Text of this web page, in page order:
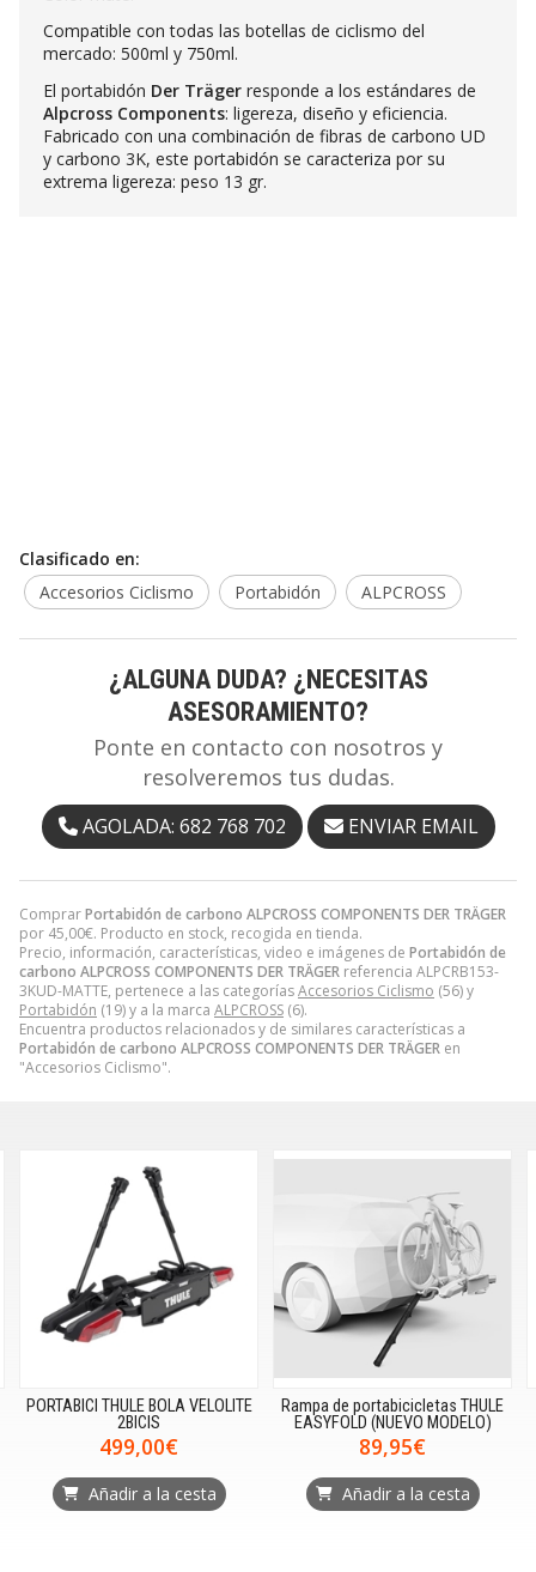
ComprarPortabidón de carbono ALPCROSS COMPONENTS DER TRÄGER
por 45,00€. Producto en stock, recogida en tienda.
Precio, información, características, video e imágenes de Portabidón de
carbono ALPCROSS COMPONENTS DER TRÄGER referencia ALPCRB153-
3KUD-MATTE, pertenece a las categoríasAccesorios Ciclismo (56) y
Portabidón (19) y a la marca ALPCROSS (6).
Encuentra productos relacionados y de similares características a
Portabidón de carbono ALPCROSS COMPONENTS DER TRÄGER en
"Accesorios Ciclismo".
Compatible con todas las botellas de ciclismo del
mercado: 500ml y 750ml.
El portabidón Der Träger responde a los estándares de
Alpcross Components: ligereza, diseño y eficiencia.
Fabricado con una combinación de fibras de carbono UD
y carbono 3K, este portabidón se caracteriza por su
extrema ligereza: peso 13 gr.
Clasificado en:
Accesorios Ciclismo
Portabidón ALPCROSS
¿ALGUNA DUDA? ¿NECESITAS
ASESORAMIENTO?
Ponte en contacto con nosotros y
resolveremos tus dudas.
AGOLADA: 682 768 702 ENVIAR EMAIL
PORTABICI THULE BOLA VELOLITE
2BICIS
499,00€
Añadir a la cesta
Rampa de portabicicletas THULE
EASYFOLD (NUEVO MODELO)
89,95€
Añadir a la cesta